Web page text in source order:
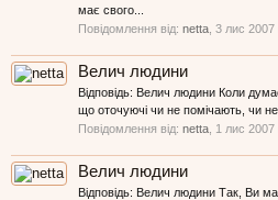
має свого...
Повідомлення від: netta 3 лис 2007
Велич людини
Відповідь: Велич людини Коли
що оточуючі чи не помічають, чи не
Повідомлення від: netta 1 лис 2007
Велич людини
Відповідь: Велич людини Так, Ви